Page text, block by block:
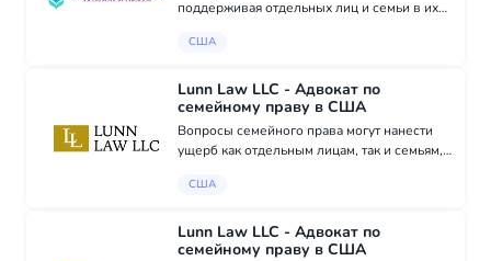
поддерживая отдельных лиц и семьи в их
помогает с петициями на основе семьи,
защитой от депортации, к...
США
Lunn Law LLC - Адвокат по
семейному праву в США
Вопросы семейного права могут нанести
ущерб как отдельным лицам, так и семьям,
неопределенности. Вопросы, такие как
часто кажутся п...
США
Lunn Law LLC - Адвокат по
семейному праву в США